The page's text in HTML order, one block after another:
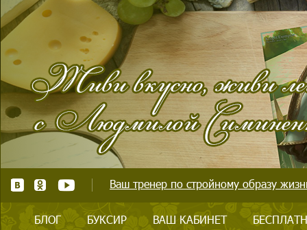
Ваш тренер по стройному образу
БЛОГ БУКСИР ВАШ КАБИНЕТ